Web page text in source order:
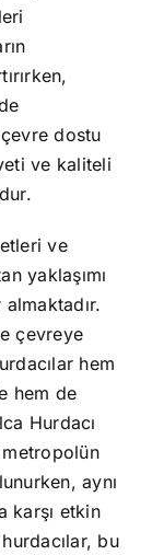
dostu
ve kaliteli
ve
yaklaşımı
çevreye
hem
hem de
Hurdacı
aynı
karşı etkin
bu